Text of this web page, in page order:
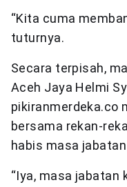
“Kita cuma
tuturnya.
Secara terpisah,
Aceh Jaya Helmi
pikiranmerdeka.co
bersama rekan-
habis masa
“Iya, masa jabatan